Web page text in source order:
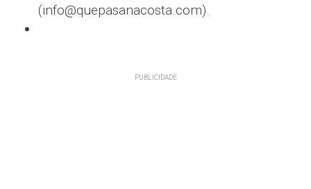
(info@quepasanacosta.com).